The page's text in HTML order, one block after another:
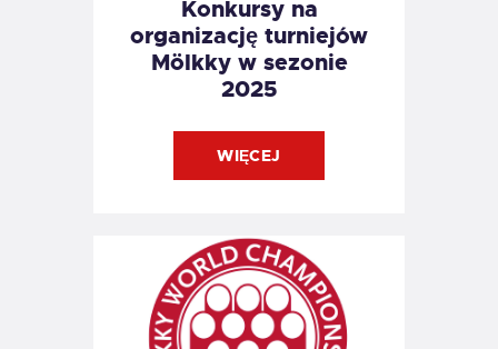
Konkursy na
organizację turniejów
Mölkky w sezonie
2025
WIĘCEJ